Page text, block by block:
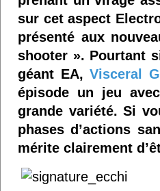
sur cet aspect
présenté aux
shooter ». Pourtant
géant EA, Visceral
épisode un jeu
grande variété. Si
phases d’actions
mérite clairement